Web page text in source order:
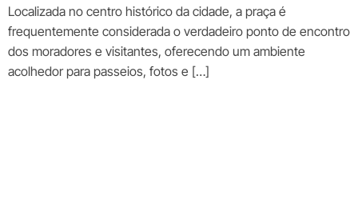
Localizada no centro histórico da cidade, a praça é
frequentemente considerada o verdadeiro ponto de encontro
dos moradores e visitantes, oferecendo um ambiente
acolhedor para passeios, fotos e […]